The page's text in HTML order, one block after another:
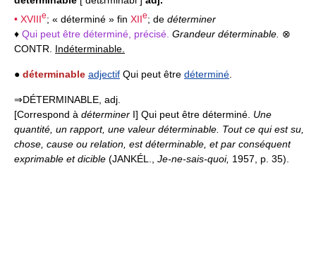
• XVIIIe; « déterminé » fin XIIe; de déterminer
♦ Qui peut être déterminé, précisé. Grandeur déterminable. ⊗
CONTR. Indéterminable.
● déterminable adjectif Qui peut être déterminé
⇒DÉTERMINABLE, adj.
[Correspond à déterminer I] Qui peut être déterminé. Une
quantité, un rapport, une valeur déterminable. Tout ce qui est su,
chose, cause ou relation, est déterminable, et par conséquent
exprimable et dicible (JANKÉL., Je-ne-sais-quoi, 1957, p. 35).